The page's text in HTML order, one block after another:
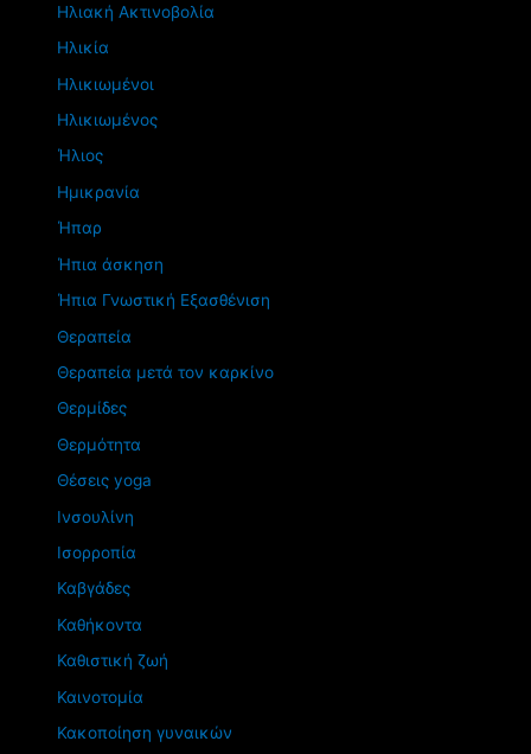
Ηλιακή Ακτινοβολία
Ηλικία
Ηλικιωμένοι
Ηλικιωμένος
Ήλιος
Ημικρανία
Ήπαρ
Ήπια άσκηση
Ήπια Γνωστική Εξασθένιση
Θεραπεία
Θεραπεία μετά τον καρκίνο
Θερμίδες
Θερμότητα
Θέσεις yoga
Ινσουλίνη
Ισορροπία
Καβγάδες
Καθήκοντα
Καθιστική ζωή
Καινοτομία
Κακοποίηση γυναικών